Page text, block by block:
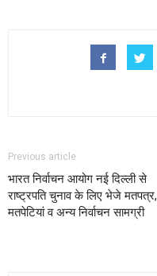
Previous article
भारत निर्वाचन आयोग नई दिल्ली से
राष्ट्रपति चुनाव के लिए भेजे मतपत्र,
मतपेटियां व अन्य निर्वाचन सामग्री